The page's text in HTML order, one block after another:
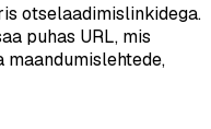
otselaadimislinkidega.
puhas URL, mis